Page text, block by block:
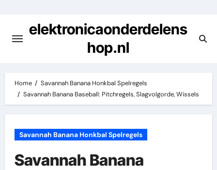
content
elektronicaonderdelens
hop.nl
Home
Savannah Banana Honkbal Spelregels
Savannah Banana Baseball: Pitchregels, Slagvolgorde, Wissels
Savannah Banana Honkbal Spelregels
Savannah Banana